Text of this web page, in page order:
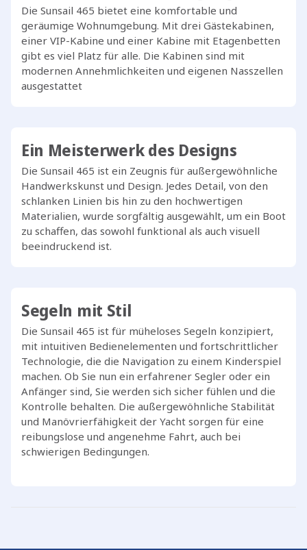
Die Sunsail 465 bietet eine komfortable und
geräumige Wohnumgebung. Mit drei Gästekabinen,
einer VIP-Kabine und einer Kabine mit Etagenbetten
gibt es viel Platz für alle. Die Kabinen sind mit
modernen Annehmlichkeiten und eigenen Nasszellen
ausgestattet
Ein Meisterwerk des Designs
Die Sunsail 465 ist ein Zeugnis für außergewöhnliche
Handwerkskunst und Design. Jedes Detail, von den
schlanken Linien bis hin zu den hochwertigen
Materialien, wurde sorgfältig ausgewählt, um ein Boot
zu schaffen, das sowohl funktional als auch visuell
beeindruckend ist.
Segeln mit Stil
Die Sunsail 465 ist für müheloses Segeln konzipiert,
mit intuitiven Bedienelementen und fortschrittlicher
Technologie, die die Navigation zu einem Kinderspiel
machen. Ob Sie nun ein erfahrener Segler oder ein
Anfänger sind, Sie werden sich sicher fühlen und die
Kontrolle behalten. Die außergewöhnliche Stabilität
und Manövrierfähigkeit der Yacht sorgen für eine
reibungslose und angenehme Fahrt, auch bei
schwierigen Bedingungen.